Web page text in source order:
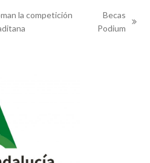
la competición
next
Becas
Podium